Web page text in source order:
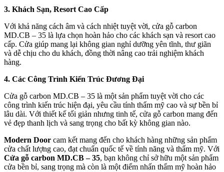
Quy mô nhà xưởng
3. Khách Sạn, Resort Cao Cấp
Với khả năng cách âm và cách nhiệt tuyệt vời, cửa gỗ carbon
MD.CB – 35 là lựa chọn hoàn hảo cho các khách sạn và resort cao
cấp. Cửa giúp mang lại không gian nghỉ dưỡng yên tĩnh, thư giãn
và dễ chịu cho du khách, đồng thời nâng cao trải nghiệm khách
hàng.
4. Các Công Trình Kiến Trúc Đương Đại
Cửa gỗ carbon MD.CB – 35 là một sản phẩm tuyệt vời cho các
công trình kiến trúc hiện đại, yêu cầu tính thẩm mỹ cao và sự bền bỉ
lâu dài. Với thiết kế tối giản nhưng tinh tế, cửa gỗ carbon mang đến
vẻ đẹp thanh lịch và sang trọng cho bất kỳ không gian nào.
Modern Door cam kết mang đến cho khách hàng những sản phẩm
cửa chất lượng cao, đạt chuẩn quốc tế về tính năng và thẩm mỹ. Với
Cửa gỗ carbon MD.CB – 35, bạn không chỉ sở hữu một sản phẩm
cửa bền bỉ, sang trọng mà còn là một điểm nhấn thẩm mỹ hoàn hảo